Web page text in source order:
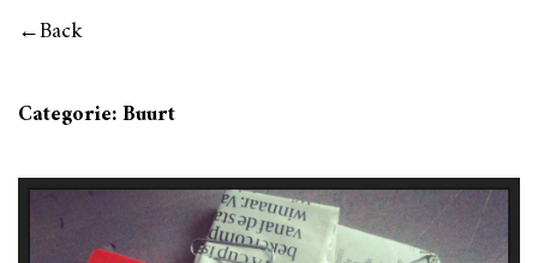
Back
Categorie:Buurt